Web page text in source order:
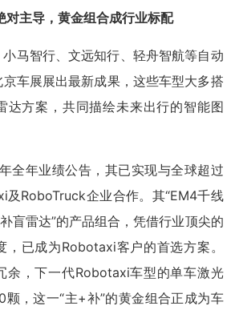
主导，黄金组合成行业标配
马智行、文远知行、轻舟智航等自动
车展展出最新成果，这些车型大多搭
达方案，共同描绘未来出行的智能图
全年业绩公告，其已实现与全球超过
及RoboTruck企业合作。其“EM4千线
盲雷达”的产品组合，凭借行业顶尖的
，已成为Robotaxi客户的首选方案。
余，下一代Robotaxi车型的单车激光
，这一“主+补”的黄金组合正成为车